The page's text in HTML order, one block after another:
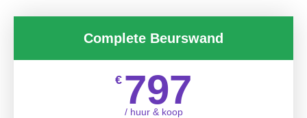
Complete Beurswand
€ 797
/ huur & koop